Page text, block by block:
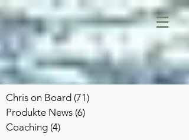
Chris on Board (71)
Produkte News (6)
Coaching (4)